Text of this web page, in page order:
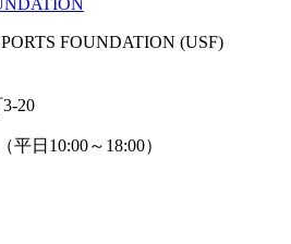
FOUNDATION (USF)
20
平日10:00～18:00）